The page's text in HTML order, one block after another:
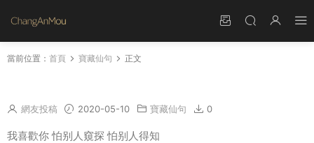
當前位置： 首頁 寶藏仙句 正文
網友投稿 2020-05-10 寶藏仙句 0
我喜歡你 怕别人窺探 怕别人得知